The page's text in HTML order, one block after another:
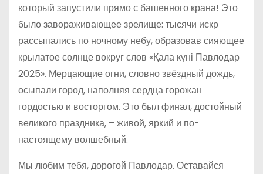
который запустили прямо с башенного крана! Это
было завораживающее зрелище: тысячи искр
рассыпались по ночному небу, образовав сияющее
крылатое солнце вокруг слов «Қала күні Павлодар
2025». Мерцающие огни, словно звёздный дождь,
осыпали город, наполняя сердца горожан
гордостью и восторгом. Это был финал, достойный
великого праздника, – живой, яркий и по-
настоящему волшебный.
Мы любим тебя, дорогой Павлодар. Оставайся